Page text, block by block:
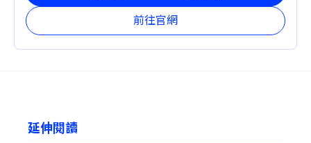
前往官網
延伸閱讀